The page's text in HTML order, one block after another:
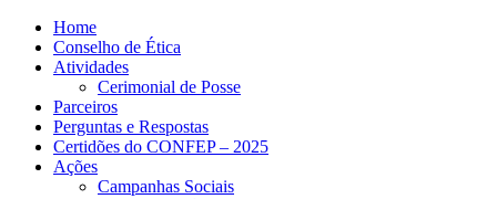
Home
Conselho de Ética
Atividades
Cerimonial de Posse
Parceiros
Perguntas e Respostas
Certidões do CONFEP – 2025
Ações
Campanhas Sociais